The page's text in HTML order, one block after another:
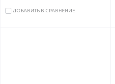
ДОБАВИТЬ В СРАВНЕНИЕ